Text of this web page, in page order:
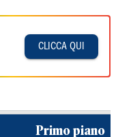
CLICCA QUI
Primo piano